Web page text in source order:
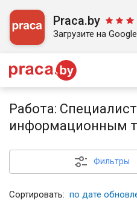
Praca.by
Загрузите на
Работа:
информационным
Фильтры
Сортировать: по дате